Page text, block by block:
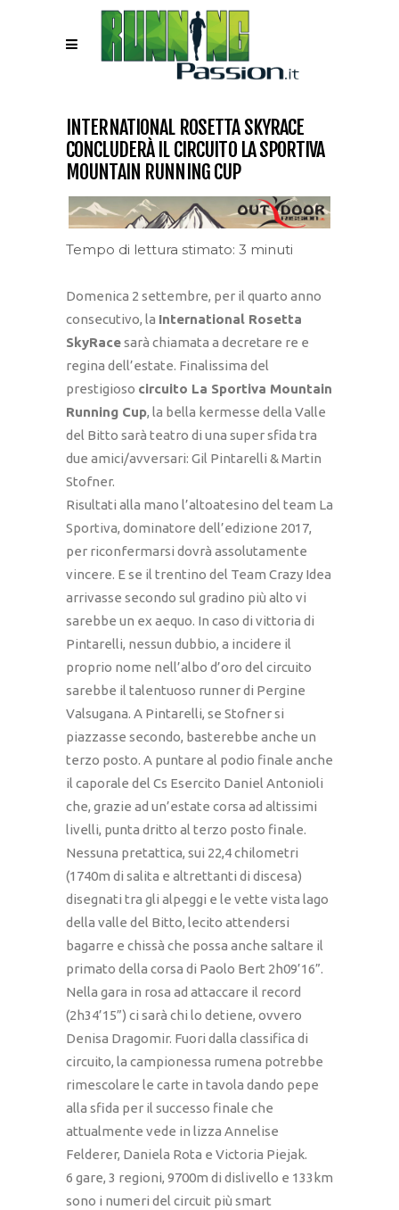
INTERNATIONAL ROSETTA SKYRACE
CONCLUDERÀ IL CIRCUITO LA SPORTIVA
MOUNTAIN RUNNING CUP
Tempo di lettura stimato: 3 minuti
Domenica 2 settembre, per il quarto anno
consecutivo, la International Rosetta
SkyRacesarà chiamata a decretare re e
regina dell’estate. Finalissima del
prestigioso circuito La Sportiva Mountain
Running Cup, la bella kermesse della Valle
del Bitto sarà teatro di una super sfida tra
due amici/avversari: Gil Pintarelli & Martin
Stofner.
Risultati alla mano l’altoatesino del team La
Sportiva, dominatore dell’edizione 2017,
per riconfermarsi dovrà assolutamente
vincere. E se il trentino del Team Crazy Idea
arrivasse secondo sul gradino più alto vi
sarebbe un ex aequo. In caso di vittoria di
Pintarelli, nessun dubbio, a incidere il
proprio nome nell’albo d’oro del circuito
sarebbe il talentuoso runner di Pergine
Valsugana. A Pintarelli, se Stofner si
piazzasse secondo, basterebbe anche un
terzo posto. A puntare al podio finale anche
il caporale del Cs Esercito Daniel Antonioli
che, grazie ad un’estate corsa ad altissimi
livelli, punta dritto al terzo posto finale.
Nessuna pretattica, sui 22,4 chilometri
(1740m di salita e altrettanti di discesa)
disegnati tra gli alpeggi e le vette vista lago
della valle del Bitto, lecito attendersi
bagarre e chissà che possa anche saltare il
primato della corsa di Paolo Bert 2h09’16”.
Nella gara in rosa ad attaccare il record
(2h34’15”) ci sarà chi lo detiene, ovvero
Denisa Dragomir. Fuori dalla classifica di
circuito, la campionessa rumena potrebbe
rimescolare le carte in tavola dando pepe
alla sfida per il successo finale che
attualmente vede in lizza Annelise
Felderer, Daniela Rota e Victoria Piejak.
6 gare, 3 regioni, 9700m di dislivello e 133km
sono i numeri del circuit più smart